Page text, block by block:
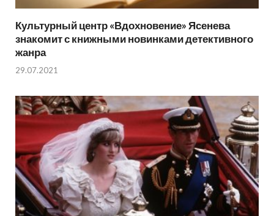
Культурный центр «Вдохновение» Ясенева
знакомит с книжными новинками детективного
жанра
29.07.2021